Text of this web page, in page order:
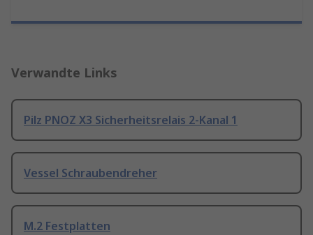
Verwandte Links
Pilz PNOZ X3 Sicherheitsrelais 2-Kanal 1
Vessel Schraubendreher
M.2 Festplatten